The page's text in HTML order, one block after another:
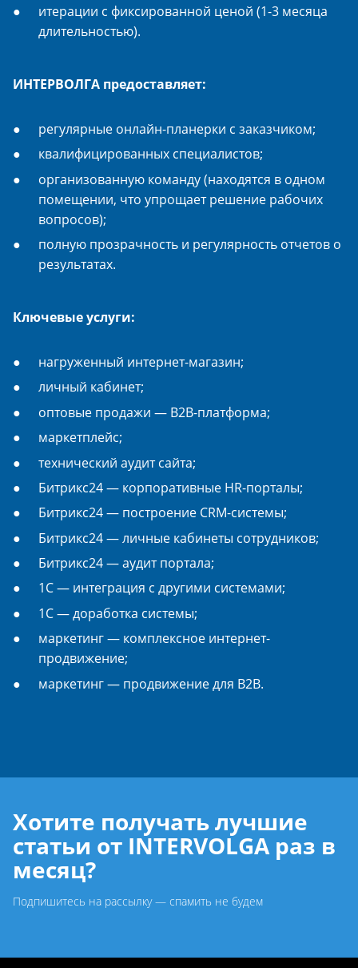
итерации с фиксированной ценой (1-3 месяца
длительностью).
ИНТЕРВОЛГА предоставляет:
регулярные онлайн-планерки с заказчиком;
квалифицированных специалистов;
организованную команду (находятся в одном
помещении, что упрощает решение рабочих
вопросов);
полную прозрачность и регулярность отчетов о
результатах.
Ключевые услуги:
нагруженный интернет-магазин;
личный кабинет;
оптовые продажи — B2B-платформа;
маркетплейс;
технический аудит сайта;
Битрикс24 — корпоративные HR-порталы;
Битрикс24 — построение CRM-системы;
Битрикс24 — личные кабинеты сотрудников;
Битрикс24 — аудит портала;
1С — интеграция с другими системами;
1С — доработка системы;
маркетинг — комплексное интернет-
продвижение;
маркетинг — продвижение для B2B.
Хотите получать лучшие
статьи от INTERVOLGA раз в
месяц?
Подпишитесь на рассылку — спамить не будем